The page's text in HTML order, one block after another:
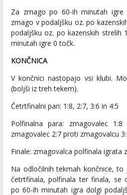
Za zmago po 60-ih minutah
zmago v podaljšku oz. po
podaljšku oz. po kazenskih strelih
minutah igre 0 točk.
KONČNICA
V končnici nastopajo vsi klubi.
(boljši iz treh tekem).
Četrtfinalni pari: 1:8, 2:7, 3:6 in 4:5
Polfinalna para: zmagovalec
zmagovalec 2:7 proti zmagovalcu
Finale: zmagovalca polfinala igrata
Na odločilnih tekmah končnice,
četrtfinala, polfinala ter finala, se
po 60-ih minutah igra dolgi